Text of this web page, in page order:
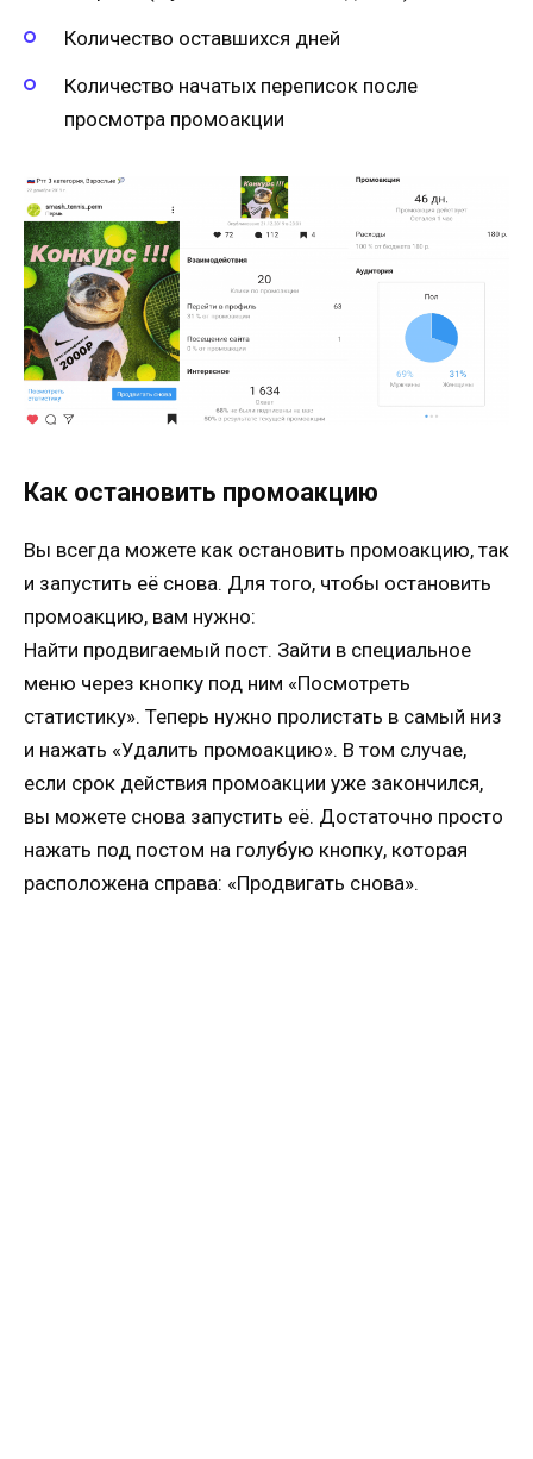
Количество оставшихся дней
Количество начатых переписок после
просмотра промоакции
Как остановить промоакцию
Вы всегда можете как остановить промоакцию, так
и запустить её снова. Для того, чтобы остановить
промоакцию, вам нужно:
Найти продвигаемый пост. Зайти в специальное
меню через кнопку под ним «Посмотреть
статистику». Теперь нужно пролистать в самый низ
и нажать «Удалить промоакцию». В том случае,
если срок действия промоакции уже закончился,
вы можете снова запустить её. Достаточно просто
нажать под постом на голубую кнопку, которая
расположена справа: «Продвигать снова».